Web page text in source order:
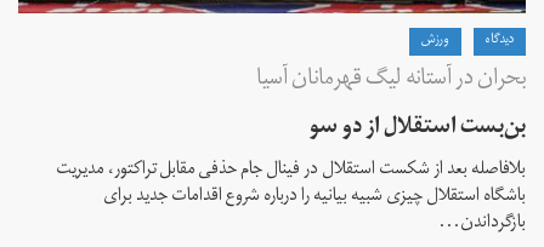
دیدگاه ورزش
بحران در آستانه لیگ قهرمانان آسیا
بن‌بست استقلال از دو سو
بلافاصله بعد از شکست استقلال در فینال جام حذفی مقابل تراکتور، مدیریت
باشگاه استقلال چیزی شبیه بیانیه را درباره شروع اقدامات جدید برای
بازگرداندن...